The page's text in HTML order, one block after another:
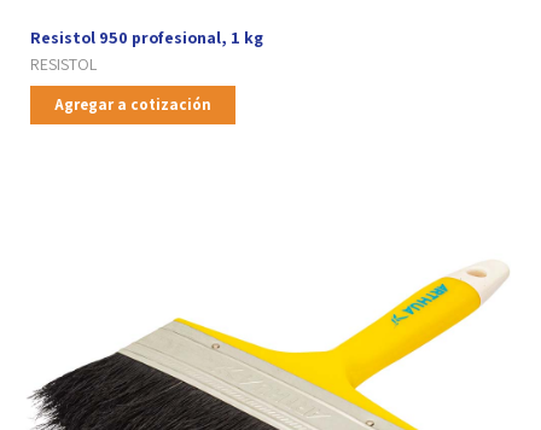
Resistol 950 profesional, 1 kg
RESISTOL
Agregar a cotización